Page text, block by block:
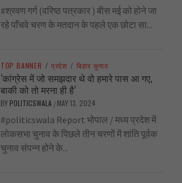
#श्रवण गर्ग (वरिष्ठ पत्रकार ) बीस मई को होने जा
रहे पाँचवे चरण के मतदान के पहले एक छोटा सा...
TOP BANNER / प्रदेश / बिहार चुनाव
‘कांग्रेस में जो समझदार थे वो हमारे पास आ गए,
बाकी को तो मरना ही है’
BY POLITICSWALA / MAY 13, 2024
#politicswala Report भोपाल / मध्य प्रदेश में
लोकसभा चुनाव के पिछले तीन चरणों में शांति पूर्वक
चुनाव संपन्न होने के...